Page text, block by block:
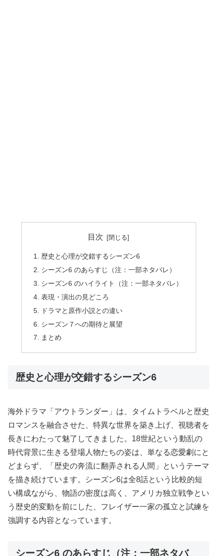
目次
歴史と心理が交錯するシーズン6
シーズン6 のあらすじ（注：一部ネタバレ）
シーズン6 のハイライト（注：一部ネタバレ）
表現・演出の見どころ
ドラマと原作小説との違い
シーズン７への期待と展望
まとめ
歴史と心理が交錯するシーズン6
海外ドラマ「アウトランダー」は、タイムトラベルと歴史
ロマンスを融合させた、特異な世界を築き上げ、視聴者を
長きにわたって魅了してきました。18世紀という動乱の
時代背景に生きる登場人物たちの姿は、単なる恋愛劇にと
どまらず、「歴史の奔流に翻弄される人間」というテーマ
を描き続けています。シーズン6は全8話という比較的短
い構成ながら、物語の密度は高く、アメリカ独立戦争とい
う歴史的変動を前にした、フレイザー一家の孤立と試練を
強調する内容となっています。
シーズン6 のあらすじ（注：一部ネタバ